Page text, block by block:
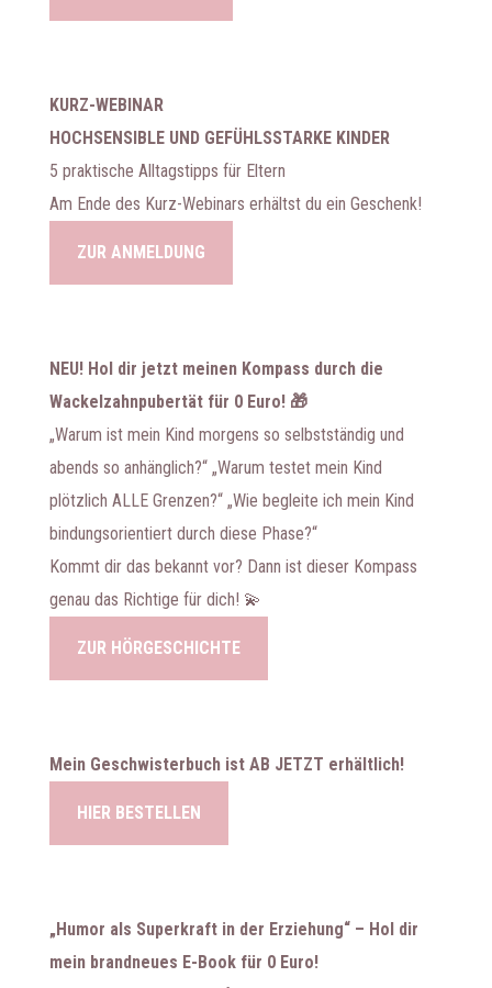
KURZ-WEBINAR
HOCHSENSIBLE UND GEFÜHLSSTARKE KINDER
5 praktische Alltagstipps für Eltern
Am Ende des Kurz-Webinars erhältst du ein Geschenk!
ZUR ANMELDUNG
NEU! Hol dir jetzt meinen Kompass durch die
Wackelzahnpubertät für 0 Euro! 🎁
„Warum ist mein Kind morgens so selbstständig und
abends so anhänglich?“ „Warum testet mein Kind
plötzlich ALLE Grenzen?“ „Wie begleite ich mein Kind
bindungsorientiert durch diese Phase?“
Kommt dir das bekannt vor? Dann ist dieser Kompass
genau das Richtige für dich! 💫
ZUR HÖRGESCHICHTE
Mein Geschwisterbuch ist AB JETZT erhältlich!
HIER BESTELLEN
„Humor als Superkraft in der Erziehung“ – Hol dir
mein brandneues E-Book für 0 Euro!